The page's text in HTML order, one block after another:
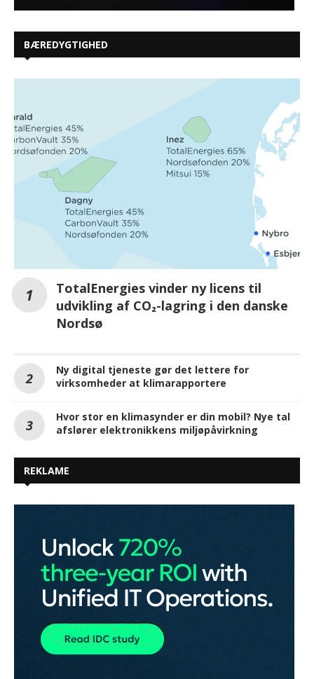
BÆREDYGTIGHED
TotalEnergies vinder ny licens til
udvikling af CO₂-lagring i den danske
Nordsø
Ny digital tjeneste gør det lettere for
virksomheder at klimarapportere
Hvor stor en klimasynder er din mobil? Nye tal
afslører elektronikkens miljøpåvirkning
REKLAME